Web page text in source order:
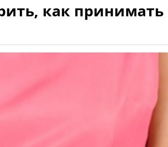
как принимать